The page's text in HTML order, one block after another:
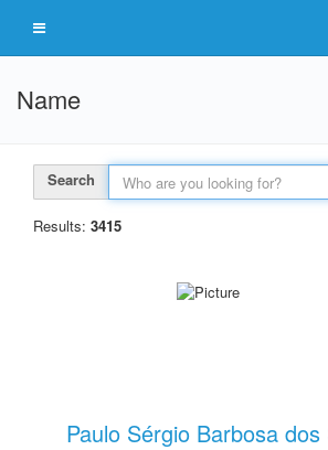
Name
Search
Results: 3415
Paulo Sérgio Barbosa